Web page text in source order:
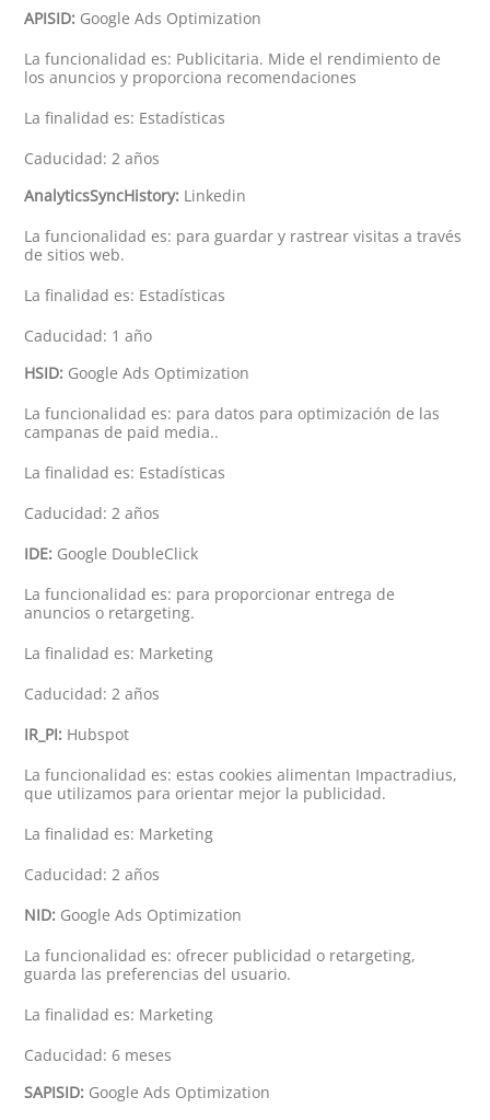
APISID: Google Ads Optimization
La funcionalidad es: Publicitaria. Mide el rendimiento de
los anuncios y proporciona recomendaciones
La finalidad es: Estadísticas
Caducidad: 2 años
AnalyticsSyncHistory: Linkedin
La funcionalidad es: para guardar y rastrear visitas a través
de sitios web.
La finalidad es: Estadísticas
Caducidad: 1 año
HSID: Google Ads Optimization
La funcionalidad es: para datos para optimización de las
campanas de paid media..
La finalidad es: Estadísticas
Caducidad: 2 años
IDE: Google DoubleClick
La funcionalidad es: para proporcionar entrega de
anuncios o retargeting.
La finalidad es: Marketing
Caducidad: 2 años
IR_PI: Hubspot
La funcionalidad es: estas cookies alimentan Impactradius,
que utilizamos para orientar mejor la publicidad.
La finalidad es: Marketing
Caducidad: 2 años
NID: Google Ads Optimization
La funcionalidad es: ofrecer publicidad o retargeting,
guarda las preferencias del usuario.
La finalidad es: Marketing
Caducidad: 6 meses
SAPISID: Google Ads Optimization